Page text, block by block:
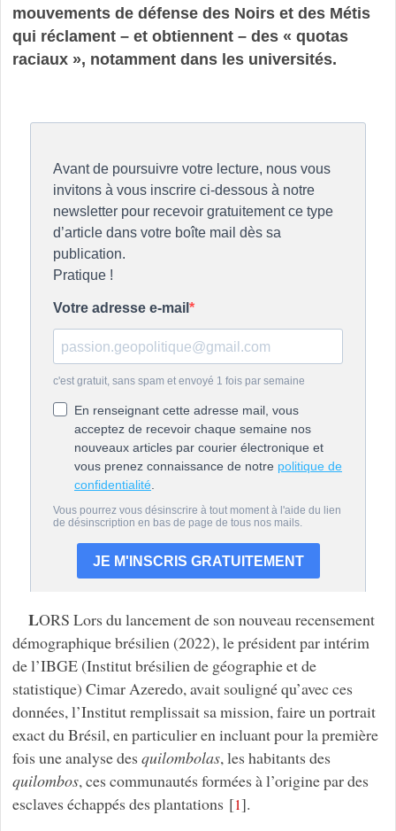
mouvements de défense des Noirs et des Métis
qui réclament – et obtiennent – des « quotas
raciaux », notamment dans les universités.
LORS Lors du lancement de son nouveau recensement
démographique brésilien (2022), le président par intérim
de l’IBGE (Institut brésilien de géographie et de
statistique) Cimar Azeredo, avait souligné qu’avec ces
données, l’Institut remplissait sa mission, faire un portrait
exact du Brésil, en particulier en incluant pour la première
fois une analyse des quilombolas, les habitants des
quilombos, ces communautés formées à l’origine par des
esclaves échappés des plantations [1].